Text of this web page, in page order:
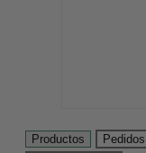
Productos Pedidos